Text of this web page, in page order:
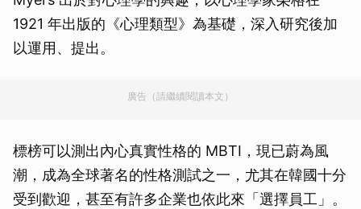
1921 年出版的《心理類型》為基礎，深入研究後加
以運用、提出。
廣告（請繼續閱讀本文）
標榜可以測出內心真實性格的 MBTI，現已蔚為風
潮，成為全球著名的性格測試之一，尤其在韓國十分
受到歡迎，甚至有許多企業也依此來「選擇員工」。